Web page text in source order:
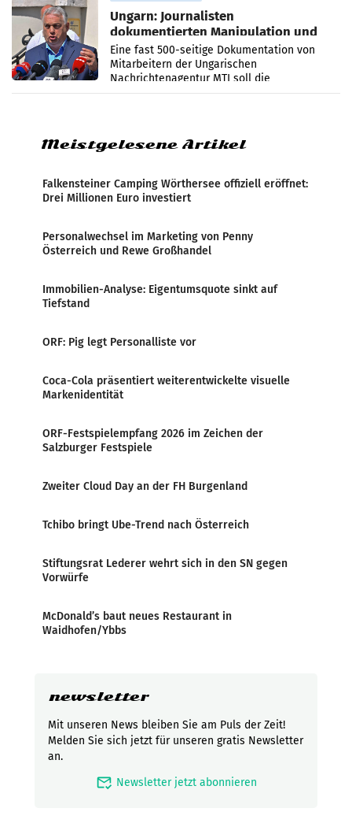
Ungarn: Journalisten
dokumentierten Manipulation und
Zensur
Eine fast 500-seitige Dokumentation von
Mitarbeitern der Ungarischen
Nachrichtenagentur MTI soll die
systematische Nachrichten-Manipulation und
Meistgelesene Artikel
Falkensteiner Camping Wörthersee offiziell eröffnet:
Drei Millionen Euro investiert
Personalwechsel im Marketing von Penny
Österreich und Rewe Großhandel
Immobilien-Analyse: Eigentumsquote sinkt auf
Tiefstand
ORF: Pig legt Personalliste vor
Coca-Cola präsentiert weiterentwickelte visuelle
Markenidentität
ORF-Festspielempfang 2026 im Zeichen der
Salzburger Festspiele
Zweiter Cloud Day an der FH Burgenland
Tchibo bringt Ube-Trend nach Österreich
Stiftungsrat Lederer wehrt sich in den SN gegen
Vorwürfe
McDonald’s baut neues Restaurant in
Waidhofen/Ybbs
newsletter
Mit unseren News bleiben Sie am Puls der Zeit!
Melden Sie sich jetzt für unseren gratis Newsletter
an.
mark_email_read Newsletter jetzt abonnieren